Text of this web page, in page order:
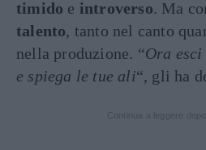
timido e introverso. Ma
talento, tanto nel canto
nella produzione. “Ora
e spiega le tue ali“, gli ha